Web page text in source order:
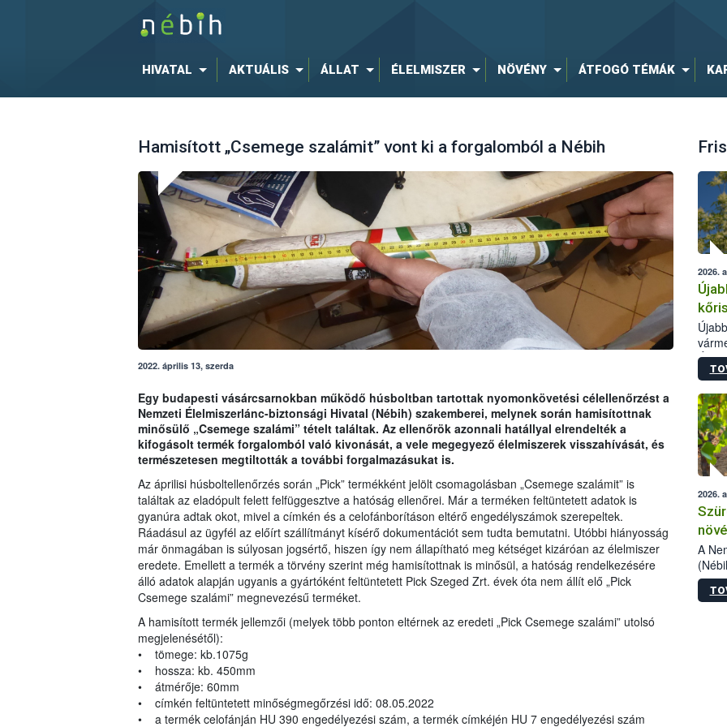
HIVATAL AKTUÁLIS ÁLLAT ÉLELMISZER NÖVÉNY ÁTFOGÓ TÉMÁK
Hamisított „Csemege szalámit” vont ki a forgalomból a Nébih
2022. április 13, szerda
Egy budapesti vásárcsarnokban működő húsboltban tartottak nyomonkövetési célellenőrzést a
Nemzeti Élelmiszerlánc-biztonsági Hivatal (Nébih) szakemberei, melynek során hamisítottnak
minősülő „Csemege szalámi” tételt találtak. Az ellenőrök azonnali hatállyal elrendelték a
kifogásolt termék forgalomból való kivonását, a vele megegyező élelmiszerek visszahívását, és
természetesen megtiltották a további forgalmazásukat is.
Az áprilisi húsboltellenőrzés során „Pick” termékként jelölt csomagolásban „Csemege szalámit” is
találtak az eladópult felett felfüggesztve a hatóság ellenőrei. Már a terméken feltüntetett adatok is
gyanúra adtak okot, mivel a címkén és a celofánborításon eltérő engedélyszámok szerepeltek.
Ráadásul az ügyfél az előírt szállítmányt kísérő dokumentációt sem tudta bemutatni. Utóbbi hiányosság
már önmagában is súlyosan jogsértő, hiszen így nem állapítható meg kétséget kizáróan az élelmiszer
eredete. Emellett a termék a törvény szerint még hamisítottnak is minősül, a hatóság rendelkezésére
álló adatok alapján ugyanis a gyártóként feltüntetett Pick Szeged Zrt. évek óta nem állít elő „Pick
Csemege szalámi” megnevezésű terméket.
A hamisított termék jellemzői (melyek több ponton eltérnek az eredeti „Pick Csemege szalámi” utolsó
megjelenésétől):
• tömege: kb.1075g
• hossza: kb. 450mm
• átmérője: 60mm
• címkén feltüntetett minőségmegőrzési idő: 08.05.2022
• a termék celofánján HU 390 engedélyezési szám, a termék címkéjén HU 7 engedélyezési szám
2026.
2026.
A